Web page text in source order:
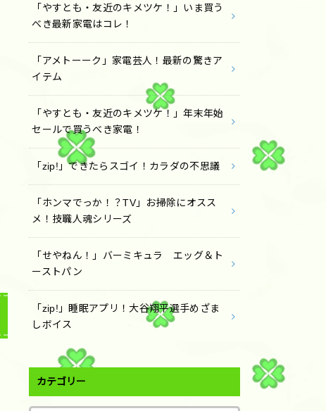
「やすとも・友近のキメツケ！」いま買う
べき最新家電はコレ！
「アメトーーク」家電芸人！最新の驚きア
イテム
「やすとも・友近のキメツケ！」年末年始
セールで買うべき家電！
「zip!」できたらスゴイ！カラダの不思議
「ホンマでっか！？TV」お掃除にオスス
メ！技職人魂シリーズ
「せやねん！」バーミキュラ エッグ＆ト
ーストパン
「zip!」睡眠アプリ！大谷翔平選手めざま
しボイス
カテゴリー